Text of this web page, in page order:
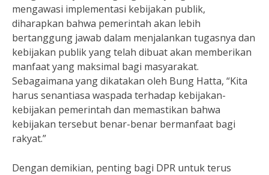
mengawasi implementasi kebijakan publik,
diharapkan bahwa pemerintah akan lebih
bertanggung jawab dalam menjalankan tugasnya dan
kebijakan publik yang telah dibuat akan memberikan
manfaat yang maksimal bagi masyarakat.
Sebagaimana yang dikatakan oleh Bung Hatta, “Kita
harus senantiasa waspada terhadap kebijakan-
kebijakan pemerintah dan memastikan bahwa
kebijakan tersebut benar-benar bermanfaat bagi
rakyat.”
Dengan demikian, penting bagi DPR untuk terus